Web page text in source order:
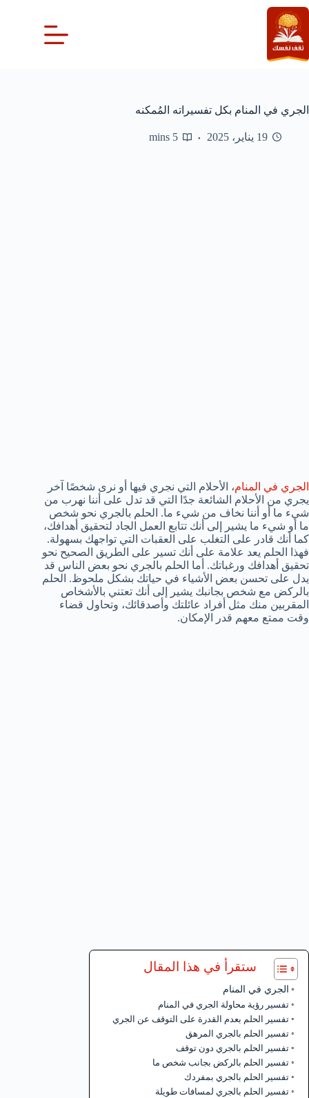
التجاوز
إلى
المحتوى
الجري في المنام بكل تفسيراته المُمكنه
19 يناير، 2025 5 mins
الجري في المنام، الأحلام التي نجري فيها أو نرى شخصًا آخر
يجري من الأحلام الشائعة جدًا التي قد تدل على أننا نهرب من
شيء ما أو أننا نخاف من شيء ما. الحلم بالجري نحو شخص
ما أو شيء ما يشير إلى أنك تتابع العمل الجاد لتحقيق أهدافك،
كما أنك قادر على التغلب على العقبات التي تواجهك بسهولة.
فهذا الحلم يعد علامة على أنك تسير على الطريق الصحيح نحو
تحقيق أهدافك ورغباتك. أما الحلم بالجري نحو بعض الناس قد
يدل على تحسن بعض الأشياء في حياتك بشكل ملحوظ. الحلم
بالركض مع شخص بجانبك يشير إلى أنك تعتني بالأشخاص
المقربين منك مثل أفراد عائلتك وأصدقائك، وتحاول قضاء
وقت ممتع معهم قدر الإمكان.
ستقرأ في هذا المقال
الجري في المنام
تفسير رؤية محاولة الجري في المنام
تفسير الحلم بعدم القدرة على التوقف عن الجري
تفسير الحلم بالجري المرهق
تفسير الحلم بالجري دون توقف
تفسير الحلم بالركض بجانب شخص ما
تفسير الحلم بالجري بمفردك
تفسير الحلم بالجري لمسافات طويلة